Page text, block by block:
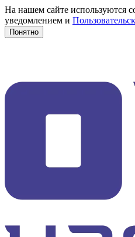
На нашем сайте используются
уведомлением и
Понятно